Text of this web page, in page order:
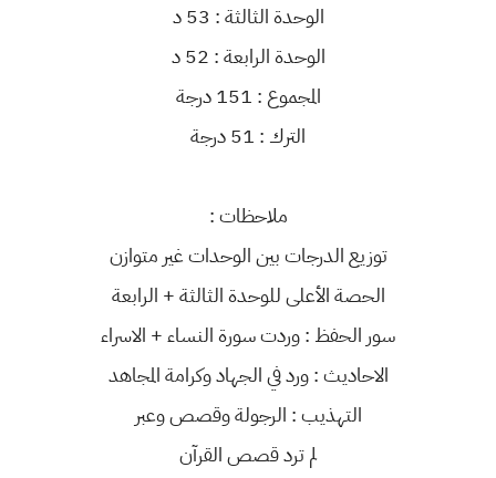
​الوحدة الثالثة : 53 د
​الوحدة الرابعة : 52 د
​المجموع : 151 درجة
​الترك : 51 درجة
​ملاحظات :
​توزيع الدرجات بين الوحدات غير متوازن
​الحصة الأعلى للوحدة الثالثة + الرابعة
​سور الحفظ : وردت سورة النساء + الاسراء
​الاحاديث : ورد في الجهاد وكرامة المجاهد
​التهذيب : الرجولة وقصص وعبر
​لم ترد قصص القرآن